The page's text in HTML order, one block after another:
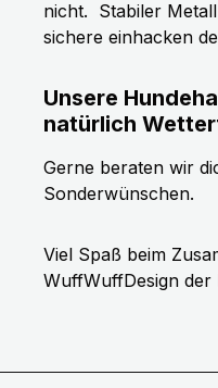
nicht. Stabiler
sichere einhacken
Unsere
natürlich
Gerne beraten wir
Sonderwünschen.
Viel Spaß beim
WuffWuffDesign der